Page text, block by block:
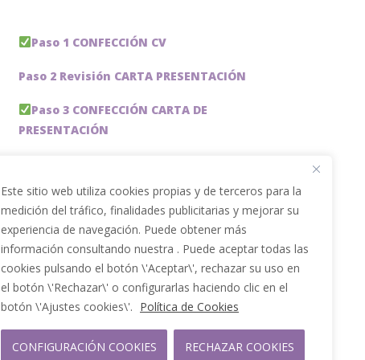
Este sitio web utiliza cookies propias y de terceros para la
medición del tráfico, finalidades publicitarias y mejorar su
experiencia de navegación. Puede obtener más
información consultando nuestra . Puede aceptar todas las
cookies pulsando el botón \'Aceptar\', rechazar su uso en
el botón \'Rechazar\' o configurarlas haciendo clic en el
botón \'Ajustes cookies\'. Política de Cookies
CONFIGURACIÓN COOKIES RECHAZAR COOKIES
Paso 1 CONFECCIÓN CV
Paso 2 Revisión CARTA PRESENTACIÓN
Paso 3 CONFECCIÓN CARTA DE
PRESENTACIÓN
Paso 5 OPTIMIZACIÓN PERFIL LINKEDIN
PACKS DE AHORRO
JOBAI, ASISTENTE DE IA PARA BUSCAR EMPLEO
Servicios especiales